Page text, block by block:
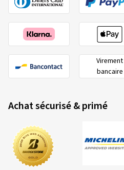
Virement
bancaire
Achat sécurisé & primé